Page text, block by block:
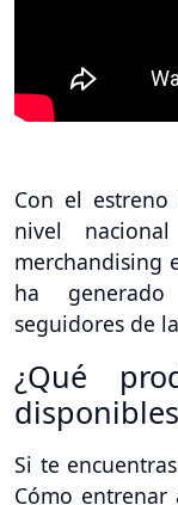
Con el
nivel
merchandising
ha
seguidores de
¿Qué
Si te
Cómo